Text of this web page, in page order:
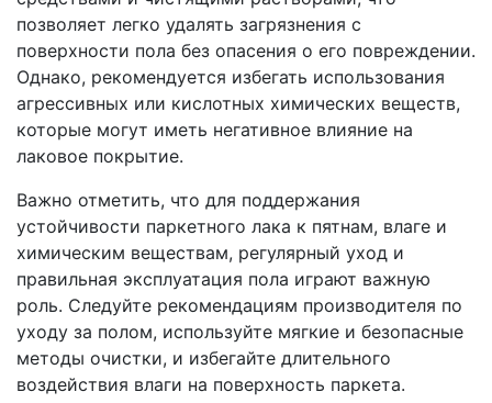
позволяет легко удалять загрязнения с
поверхности пола без опасения о его повреждении.
Однако, рекомендуется избегать использования
агрессивных или кислотных химических веществ,
которые могут иметь негативное влияние на
лаковое покрытие.
Важно отметить, что для поддержания
устойчивости паркетного лака к пятнам, влаге и
химическим веществам, регулярный уход и
правильная эксплуатация пола играют важную
роль. Следуйте рекомендациям производителя по
уходу за полом, используйте мягкие и безопасные
методы очистки, и избегайте длительного
воздействия влаги на поверхность паркета.